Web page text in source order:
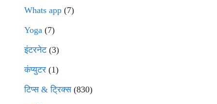
Whats app (7)
Yoga (7)
इंटरनेट(3)
कंप्युटर (1)
टिप्स & ट्रिक्स(830)